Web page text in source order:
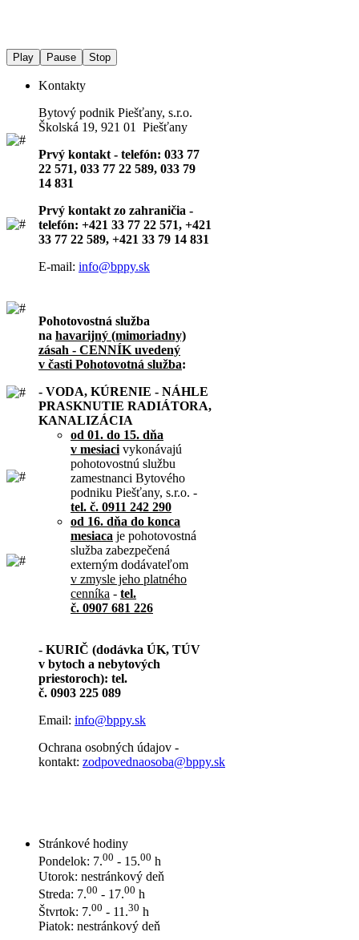
Play Pause Stop
Kontakty
Bytový podnik Piešťany, s.r.o.
Školská 19, 921 01 Piešťany
Prvý kontakt - telefón: 033 77
22 571, 033 77 22 589, 033 79
14 831
Prvý kontakt zo zahraničia -
telefón: +421 33 77 22 571, +421
33 77 22 589, +421 33 79 14 831
E-mail: info@bppy.sk
Pohotovostná služba
na havarijný (mimoriadny)
zásah - CENNÍK uvedený
v časti Pohotovotná služba:
- VODA, KÚRENIE - NÁHLE
PRASKNUTIE RADIÁTORA,
KANALIZÁCIA
od 01. do 15. dňa
v mesiaci vykonávajú
pohotovostnú službu
zamestnanci Bytového
podniku Piešťany, s.r.o. -
tel. č. 0911 242 290
od 16. dňa do konca
mesiaca je pohotovostná
služba zabezpečená
externým dodávateľom
v zmysle jeho platného
cenníka - tel.
č. 0907 681 226
- KURIČ (dodávka ÚK, TÚV
v bytoch a nebytových
priestoroch): tel.
č. 0903 225 089
Email: info@bppy.sk
Ochrana osobných údajov -
kontakt: zodpovednaosoba@bppy.sk
Stránkové hodiny
Pondelok: 7.00 - 15.00 h
Utorok: nestránkový deň
Streda: 7.00 - 17.00 h
Štvrtok: 7.00 - 11.30 h
Piatok: nestránkový deň